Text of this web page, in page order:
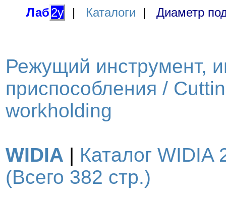
Лаб2у | Каталоги | Диаметр
Режущий инструмент,
приспособления /
workholding
WIDIA | Каталог WIDIA
(Всего 382 стр.)